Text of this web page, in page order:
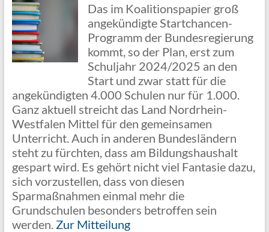
Das im Koalitionspapier groß
angekündigte Startchancen-
Programm der Bundesregierung
kommt, so der Plan, erst zum
Schuljahr 2024/2025 an den
Start und zwar statt für die
angekündigten 4.000 Schulen nur für 1.000.
Ganz aktuell streicht das Land Nordrhein-
Westfalen Mittel für den gemeinsamen
Unterricht. Auch in anderen Bundesländern
steht zu fürchten, dass am Bildungshaushalt
gespart wird. Es gehört nicht viel Fantasie dazu,
sich vorzustellen, dass von diesen
Sparmaßnahmen einmal mehr die
Grundschulen besonders betroffen sein
werden. Zur Mitteilung